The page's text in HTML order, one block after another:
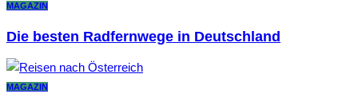
MAGAZIN
Die besten Radfernwege in Deutschland
MAGAZIN